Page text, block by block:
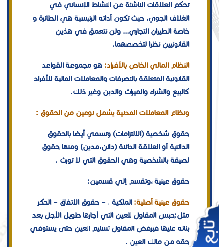
تحكم العلاقات الناشئة عن النشاط الإنساني في
الغلاف الجوي، حيث تكون أداته الرئيسية هي الطائرة و
خاصة الطيران التجاري… ولن نتعمق في هذين
القانونيين نظرا لتخصصهما.
النظام المالي الخاص بالأفراد: هو مجموعة القواعد
القانونية المتعلقة بالتصرفات والمعاملات المالية للأفراد
كالبيع والشراء والميراث والدين وغير ذلك.
ونظام المعاملات المدنية يشمل نوعين من الحقوق :
حقوق شخصية (الالتزامات) وتسمي أيضا بالحقوق
الدائنية أو العلاقة الدائنة (دائن،مدين) ومنها حقوق
لصيقة بالشخصية وهي الحقوق التي لا تورث .
حقوق عينية ،وتقسم إلي قسمين:
حقوق عينية أصلية: الملكية . – حقوق الاتفاق – الحكر
مثل:حبس المقاول للعين التي أجارها طويل الأجل بعد
بنائه عليها فيرفض المقاول تسليم العين حتى يستوفي
حقه من مالك العين .